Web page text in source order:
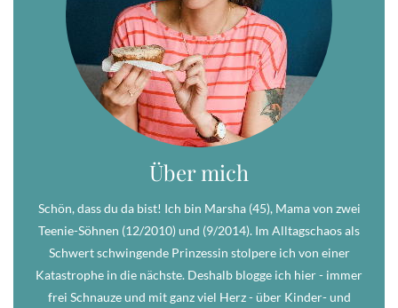
Über mich
Schön, dass du da bist! Ich bin Marsha (45), Mama von zwei
Teenie-Söhnen (12/2010) und (9/2014). Im Alltagschaos als
Schwert schwingende Prinzessin stolpere ich von einer
Katastrophe in die nächste. Deshalb blogge ich hier - immer
frei Schnauze und mit ganz viel Herz - über Kinder- und